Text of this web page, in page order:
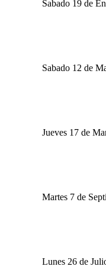
Sabado 19 de
Sabado 12 de
Jueves 17 de
Martes 7 de
Lunes 26 de